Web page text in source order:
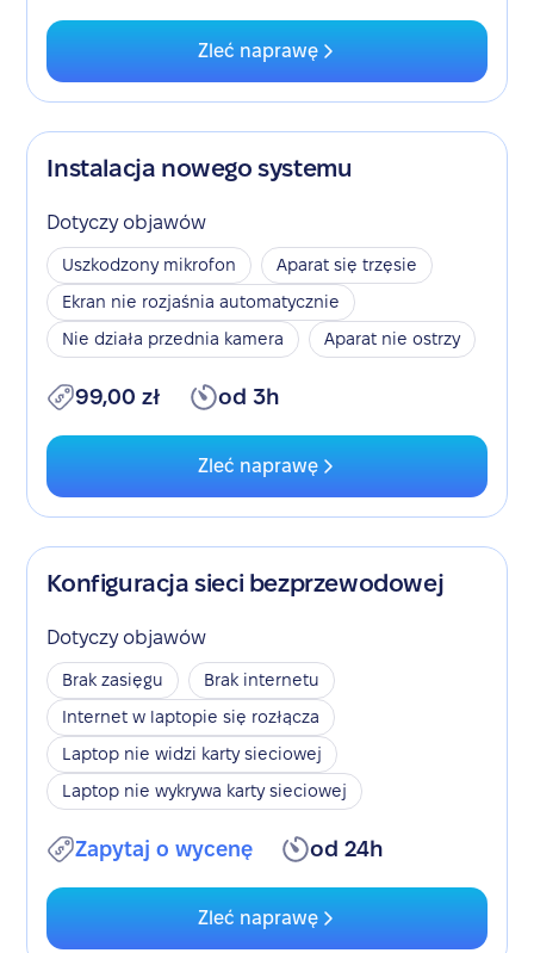
Zleć naprawę
Instalacja nowego systemu
Dotyczy objawów
Uszkodzony mikrofon
Aparat się trzęsie
Ekran nie rozjaśnia automatycznie
Nie działa przednia kamera
Aparat nie ostrzy
99,00 zł od 3h
Zleć naprawę
Konfiguracja sieci bezprzewodowej
Dotyczy objawów
Brak zasięgu
Brak internetu
Internet w laptopie się rozłącza
Laptop nie widzi karty sieciowej
Laptop nie wykrywa karty sieciowej
Zapytaj o wycenę od 24h
Zleć naprawę